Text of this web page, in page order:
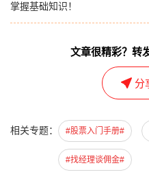
掌握基础知识！
文章很精彩？转
分
相关专题： #股票入门手册#
#找经理谈佣金#